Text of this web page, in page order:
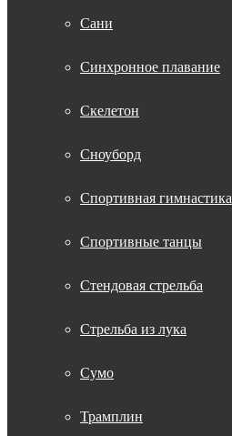
Сани
Синхронное плавание
Скелетон
Сноуборд
Спортивная гимнастика
Спортивные танцы
Стендовая стрельба
Стрельба из лука
Сумо
Трамплин